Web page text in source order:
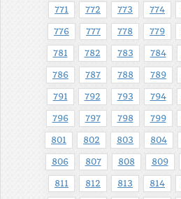
771 772 773 774
776 777 778 779
781 782 783 784
786 787 788 789
791 792 793 794
796 797 798 799
801 802 803 804
806 807 808 809
811 812 813 814